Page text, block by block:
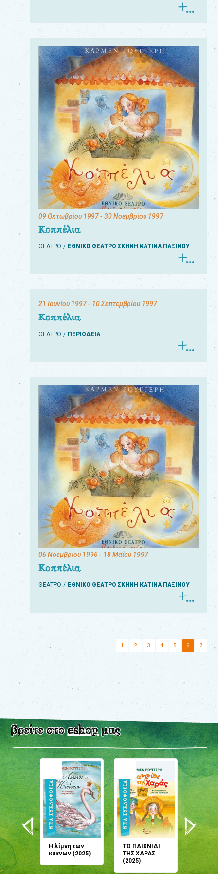
09 Οκτωβρίου 1997- 30 Νοεμβρίου 1997
Κοππέλια
ΘΕΑΤΡΟ ΕΘΝΙΚΟ ΘΕΑΤΡΟ ΣΚΗΝΗ ΚΑΤΙΝΑ ΠΑΞΙΝΟΥ
21 Ιουνίου 1997- 10 Σεπτεμβρίου 1997
Κοππέλια
ΘΕΑΤΡΟ ΠΕΡΙΟΔΕΙΑ
06 Νοεμβρίου 1996 - 18 Μαΐου 1997
Κοππέλια
ΘΕΑΤΡΟ ΕΘΝΙΚΟ ΘΕΑΤΡΟ ΣΚΗΝΗ ΚΑΤΙΝΑ ΠΑΞΙΝΟΥ
1 2 3 4 5 6 7
βρείτε στοeshopμας
Η λίμνη των
κύκνων (2025)
ΤΟ ΠΑΙΧΝΙΔΙ
ΤΗΣ ΧΑΡΑΣ
(2025)
μου;